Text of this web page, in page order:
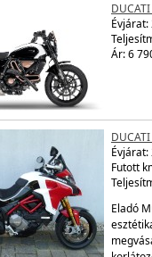
Évjárat:
Ár: 6
Évjárat:
Futott
Eladó